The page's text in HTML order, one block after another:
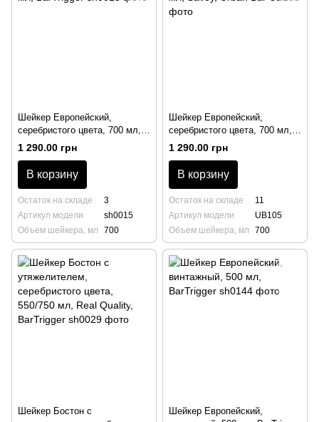
Шейкер Европейский,
серебристого цвета, 700 мл,
BarTrigger
1 290.00 грн
В корзину
Остаток на складе
3
Артикул модели
sh0015
Объем шейкера, мл
700
Шейкер Европейский,
серебристого цвета, 700 мл,
Savoy, Urban Bar
1 290.00 грн
В корзину
Остаток на складе
11
Артикул модели
UB105
Объем шейкера, мл
700
Шейкер Бостон с
Шейкер Европейский,